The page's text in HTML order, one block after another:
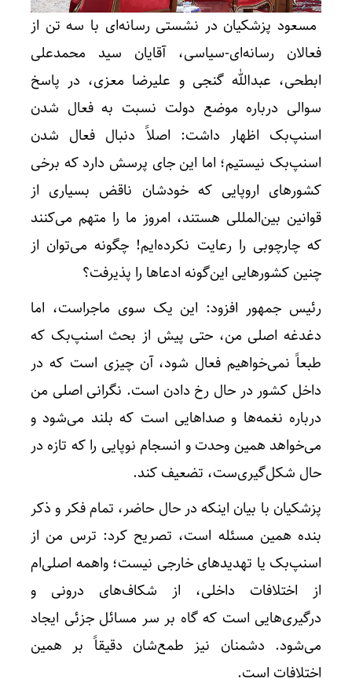
مسعود پزشکیان در نشستی رسانه‌ای با سه تن از
فعالان رسانه‌ای-سیاسی، آقایان سید محمدعلی
ابطحی، عبدالله گنجی و علیرضا معزی، در پاسخ
سوالی درباره موضع دولت نسبت به فعال شدن
اسنپ‌بک اظهار داشت: اصلاً دنبال فعال شدن
اسنپ‌بک نیستیم؛ اما این جای پرسش دارد که برخی
کشورهای اروپایی که خودشان ناقض بسیاری از
قوانین بین‌المللی هستند، امروز ما را متهم می‌کنند
که چارچوبی را رعایت نکرده‌ایم! چگونه می‌توان از
چنین کشورهایی این‌گونه ادعاها را پذیرفت؟
رئیس جمهور افزود: این یک سوی ماجراست، اما
دغدغه اصلی من، حتی پیش از بحث اسنپ‌بک که
طبعاً نمی‌خواهیم فعال شود، آن چیزی است که در
داخل کشور در حال رخ دادن است. نگرانی اصلی من
درباره نغمه‌ها و صداهایی است که بلند می‌شود و
می‌خواهد همین وحدت و انسجام نوپایی را که تازه در
حال شکل‌گیری‌ست، تضعیف کند.
پزشکیان با بیان اینکه در حال حاضر، تمام فکر و ذکر
بنده همین مسئله است، تصریح کرد: ترس من از
اسنپ‌بک یا تهدیدهای خارجی نیست؛ واهمه اصلی‌ام
از اختلافات داخلی، از شکاف‌های درونی و
درگیری‌هایی است که گاه بر سر مسائل جزئی ایجاد
می‌شود. دشمنان نیز طمع‌شان دقیقاً بر همین
اختلافات است.